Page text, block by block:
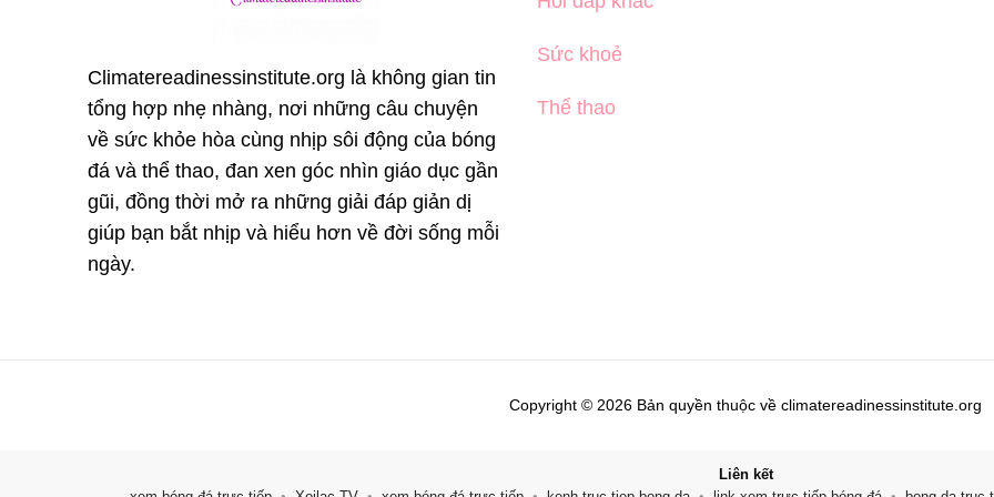
Climatereadinessinstitute.org là không gian tin
tổng hợp nhẹ nhàng, nơi những câu chuyện
về sức khỏe hòa cùng nhịp sôi động của bóng
đá và thể thao, đan xen góc nhìn giáo dục gần
gũi, đồng thời mở ra những giải đáp giản dị
giúp bạn bắt nhịp và hiểu hơn về đời sống mỗi
ngày.
Sức khoẻ
Thể thao
Copyright © 2026 Bản quyền thuộc về climatereadinessinstitute.org
Liên kết